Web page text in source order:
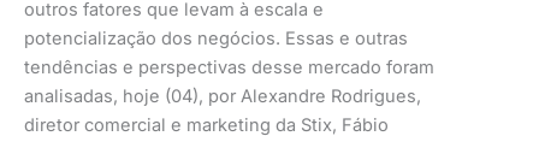
outros fatores que levam à escala e
potencialização dos negócios. Essas e outras
tendências e perspectivas desse mercado foram
analisadas, hoje (04), por Alexandre Rodrigues,
diretor comercial e marketing da Stix, Fábio